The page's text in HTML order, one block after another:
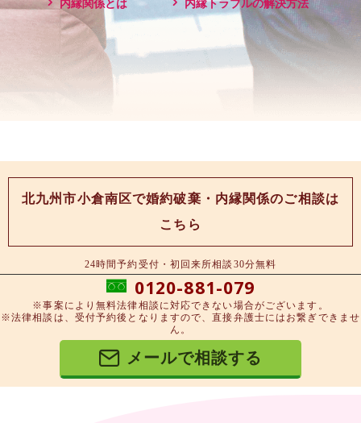
内縁関係とは 内縁トラブルの解決方法
北九州市小倉南区で婚約破棄・内縁関係のご相談は
こちら
24時間予約受付・初回来所相談30分無料
0120-881-079
※事案により無料法律相談に対応できない場合がございます。
※法律相談は、受付予約後となりますので、直接弁護士にはお繋ぎできませ
ん。
メールで相談する